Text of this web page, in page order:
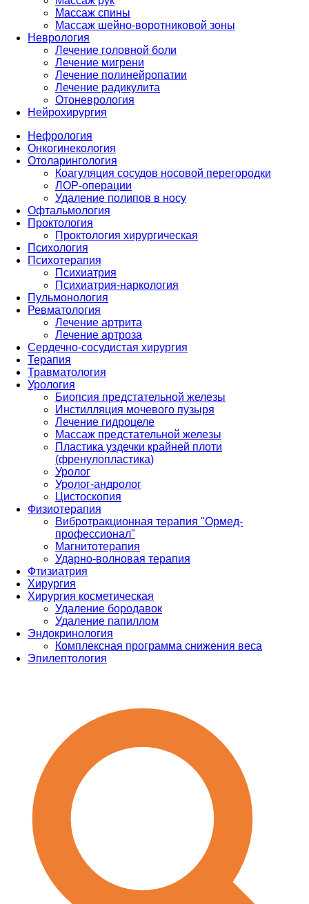
Массаж спины
Массаж шейно-воротниковой зоны
Неврология
Лечение головной боли
Лечение мигрени
Лечение полинейропатии
Лечение радикулита
Отоневрология
Нейрохирургия
Нефрология
Онкогинекология
Отоларингология
Коагуляция сосудов носовой перегородки
ЛОР-операции
Удаление полипов в носу
Офтальмология
Проктология
Проктология хирургическая
Психология
Психотерапия
Психиатрия
Психиатрия-наркология
Пульмонология
Ревматология
Лечение артрита
Лечение артроза
Сердечно-сосудистая хирургия
Терапия
Травматология
Урология
Биопсия предстательной железы
Инстилляция мочевого пузыря
Лечение гидроцеле
Массаж предстательной железы
Пластика уздечки крайней плоти
(френулопластика)
Уролог
Уролог-андролог
Цистоскопия
Физиотерапия
Вибротракционная терапия "Ормед-
профессионал"
Магнитотерапия
Ударно-волновая терапия
Фтизиатрия
Хирургия
Хирургия косметическая
Удаление бородавок
Удаление папиллом
Эндокринология
Комплексная программа снижения веса
Эпилептология